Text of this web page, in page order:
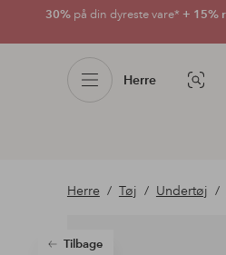
30% på din dyreste vare* + 15%
Herre
Herre Tøj Undertøj
Tilbage